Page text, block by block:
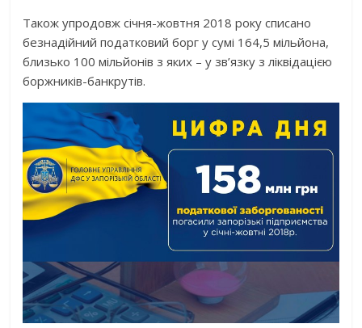
Також упродовж січня-жовтня 2018 року списано
безнадійний податковий борг у сумі 164,5 мільйона,
близько 100 мільйонів з яких – у зв’язку з ліквідацією
боржників-банкрутів.